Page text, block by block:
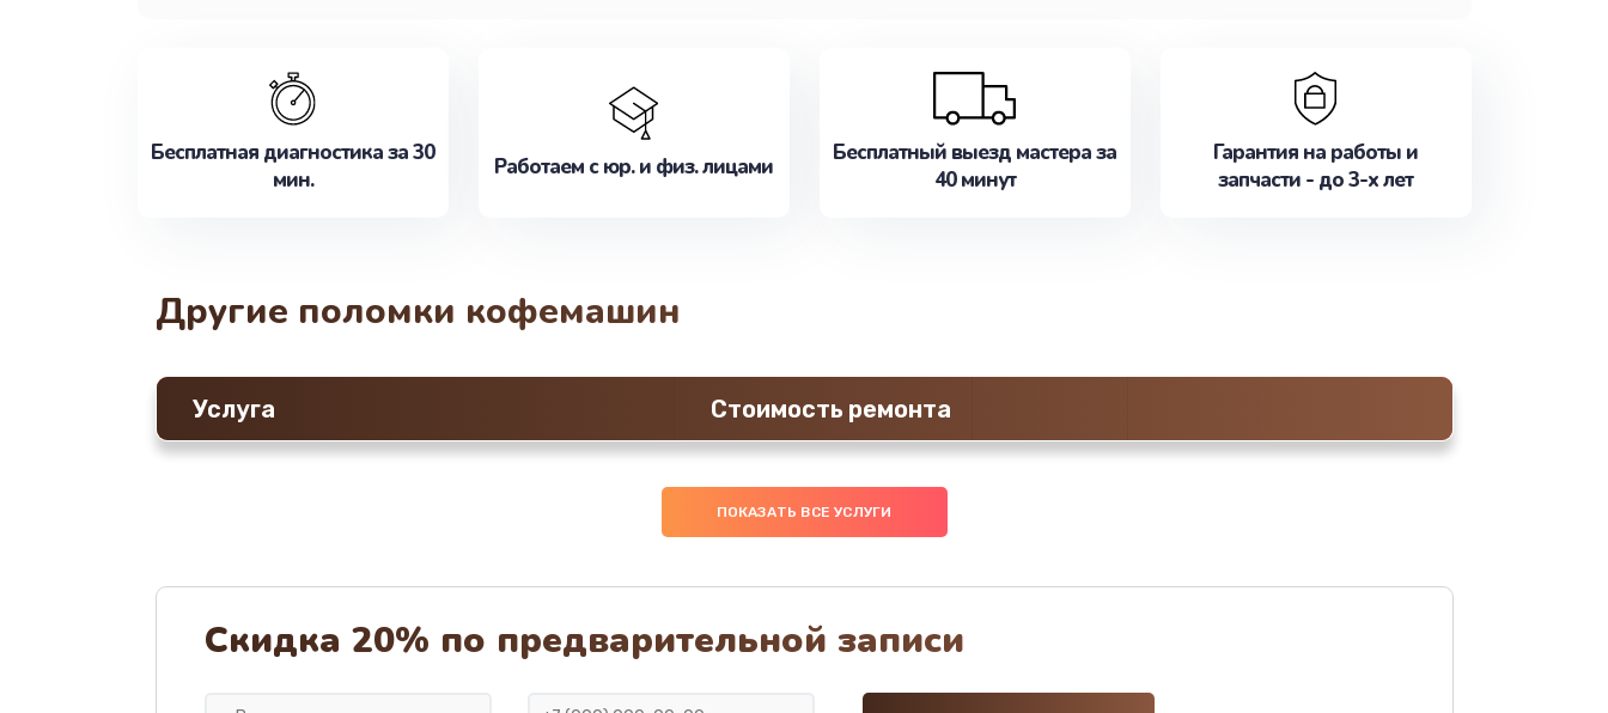
Бесплатная диагностика за 30
мин.
Работаем с юр. и физ. лицами
Бесплатный выезд мастера за
40 минут
Гарантия на работы и
запчасти - до 3-х лет
Другие поломки кофемашин
Услуга Стоимость ремонта
ПОКАЗАТЬ ВСЕ УСЛУГИ
Скидка 20% по предварительной записи